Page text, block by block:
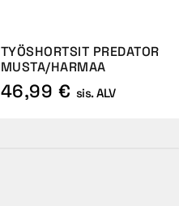
TYÖSHORTSIT PREDATOR
MUSTA/HARMAA
46,99 € sis. ALV